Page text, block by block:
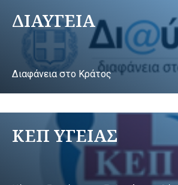
ΔΙΑΥΓΕΙΑ
Διαφάνεια στο Κράτος
ΚΕΠ ΥΓΕΙΑΣ